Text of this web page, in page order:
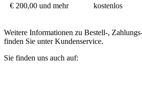
€ 200,00 und mehr
kostenlos
Weitere Informationen zu Bestell-,
finden Sie unter Kundenservice.
Sie finden uns auch auf: